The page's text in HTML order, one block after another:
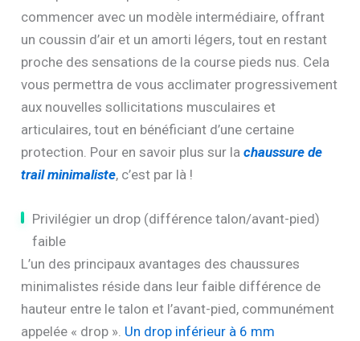
commencer avec un modèle intermédiaire, offrant
un coussin d’air et un amorti légers, tout en restant
proche des sensations de la course pieds nus. Cela
vous permettra de vous acclimater progressivement
aux nouvelles sollicitations musculaires et
articulaires, tout en bénéficiant d’une certaine
protection. Pour en savoir plus sur lachaussure de
trail minimaliste, c’est par là !
Privilégier un drop (différence talon/avant-pied)
faible
L’un des principaux avantages des chaussures
minimalistes réside dans leur faible différence de
hauteur entre le talon et l’avant-pied, communément
appelée « drop ». Un drop inférieur à 6 mm